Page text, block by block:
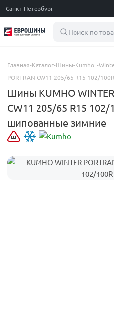
Санкт-Петербург
Поиск по
Главная-Каталог-Шины-Kumho -
PORTRAN CW11 205/65 R15 102/100R
Шины KUMHO
CW11 205/65 R15 102/
шипованные зимние